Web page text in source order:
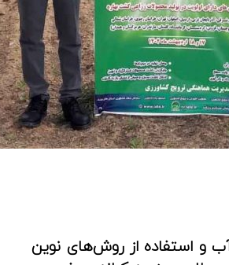
و استفاده از روش‌های نوین